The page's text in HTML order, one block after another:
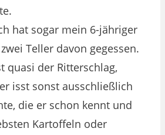
hat sogar mein 6-jähriger
Teller davon gegessen.
quasi der Ritterschlag,
isst sonst ausschließlich
die er schon kennt und
Kartoffeln oder